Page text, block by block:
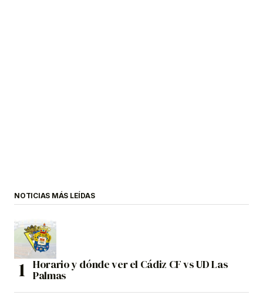
NOTICIAS MÁS LEÍDAS
Horario y dónde ver el Cádiz CF vs UD Las
Palmas